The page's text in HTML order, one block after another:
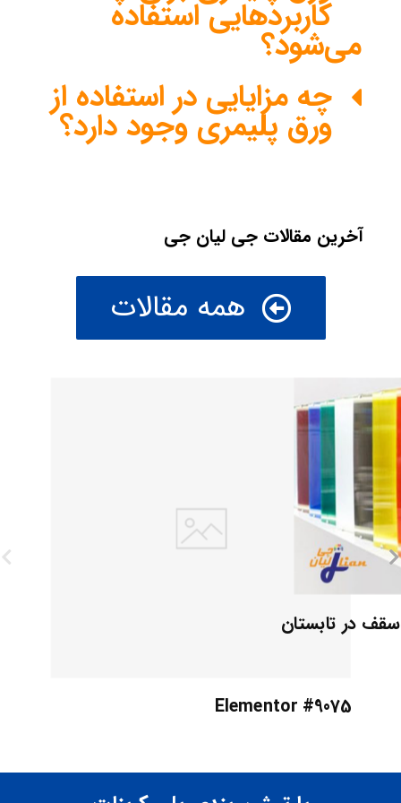
کاربردهایی استفاده
می‌شود؟
چه مزایایی در استفاده از
ورق پلیمری وجود دارد؟
آخرین مقالات جی لیان جی
همه مقالات
Elementor #9075
سقف در تابستان